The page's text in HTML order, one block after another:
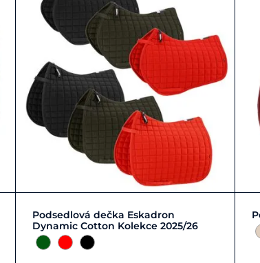
DR PVS
Podsedlová dečka Eskadron
Dynamic Cotton Kolekce 2025/26